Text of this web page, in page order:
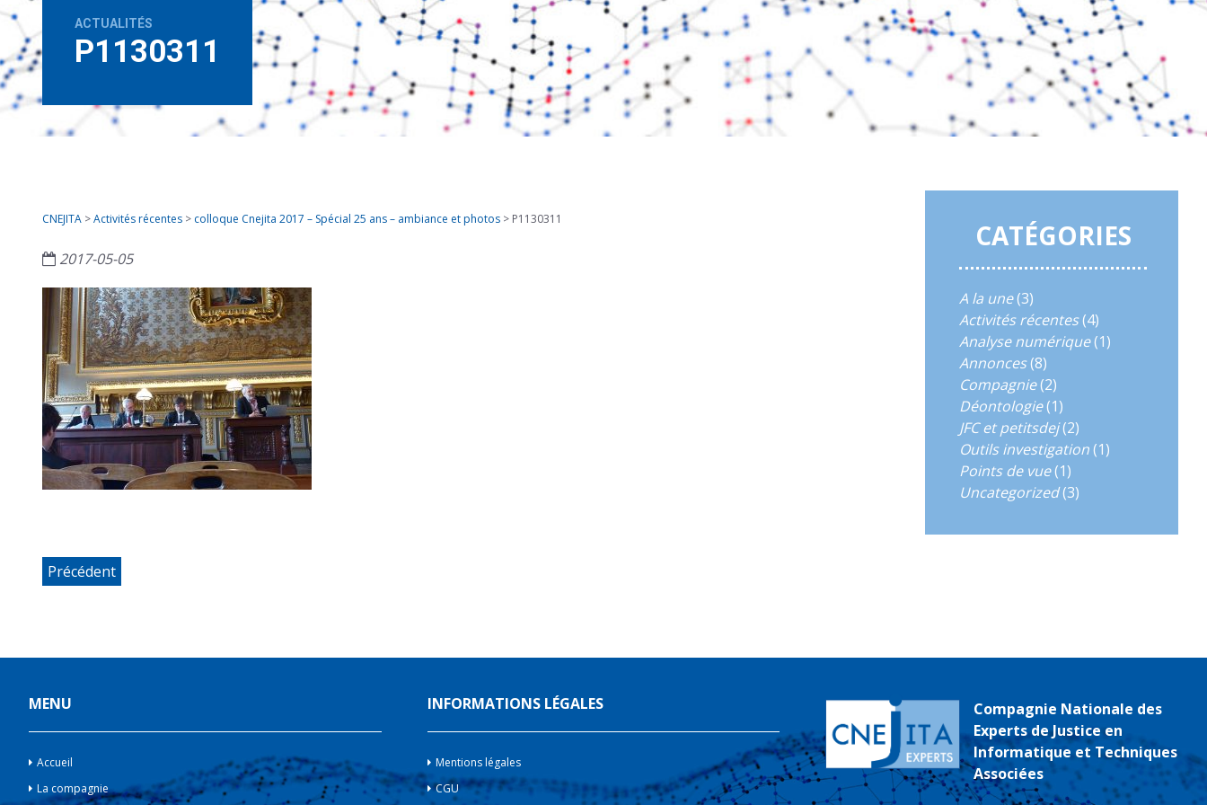
ACTUALITÉS
P1130311
CNEJITA >Activités récentes > colloque Cnejita 2017 – Spécial 25 ans – ambiance et photos > P1130311
2017-05-05
Précédent
CATÉGORIES
A la une(3)
Activités récentes(4)
Analyse numérique(1)
Annonces(8)
Compagnie(2)
Déontologie(1)
JFC et petitsdej(2)
Outils investigation(1)
Points de vue(1)
Uncategorized(3)
MENU
Accueil
La compagnie
INFORMATIONS LÉGALES
Mentions légales
CGU
Compagnie Nationale des
Experts de Justice en
Informatique et Techniques
Associées